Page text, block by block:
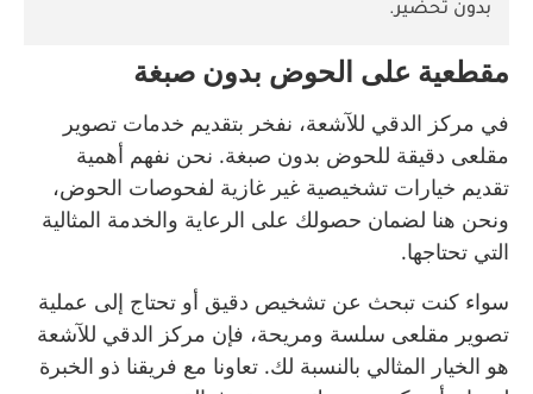
بدون تحضير.
مقطعية على الحوض بدون صبغة
في مركز الدقي للآشعة، نفخر بتقديم خدمات تصوير
مقلعى دقيقة للحوض بدون صبغة. نحن نفهم أهمية
تقديم خيارات تشخيصية غير غازية لفحوصات الحوض،
ونحن هنا لضمان حصولك على الرعاية والخدمة المثالية
التي تحتاجها.
سواء كنت تبحث عن تشخيص دقيق أو تحتاج إلى عملية
تصوير مقلعى سلسة ومريحة، فإن مركز الدقي للآشعة
هو الخيار المثالي بالنسبة لك. تعاونا مع فريقنا ذو الخبرة